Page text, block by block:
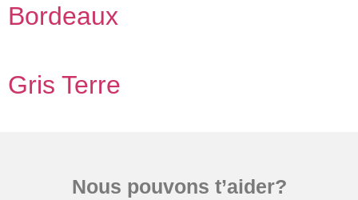
Bordeaux
Gris Terre
Nous pouvons t’aider?